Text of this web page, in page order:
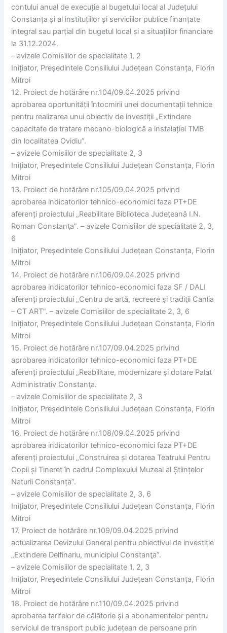
contului anual de execuție al bugetului local al Județului
Constanța și al instituțiilor și serviciilor publice finanțate
integral sau parțial din bugetul local și a situațiilor financiare
la 31.12.2024.
– avizele Comisiilor de specialitate 1, 2
Inițiator, Președintele Consiliului Județean Constanța, Florin
Mitroi
12. Proiect de hotărâre nr.104/09.04.2025 privind
aprobarea oportunității întocmirii unei documentații tehnice
pentru realizarea unui obiectiv de investiții „Extindere
capacitate de tratare mecano-biologică a instalației TMB
din localitatea Ovidiu”.
– avizele Comisiilor de specialitate 2, 3
Inițiator, Președintele Consiliului Județean Constanța, Florin
Mitroi
13. Proiect de hotărâre nr.105/09.04.2025 privind
aprobarea indicatorilor tehnico-economici faza PT+DE
aferenți proiectului „Reabilitare Biblioteca Judeţeană I.N.
Roman Constanţa”. – avizele Comisiilor de specialitate 2, 3,
6
Inițiator, Președintele Consiliului Județean Constanța, Florin
Mitroi
14. Proiect de hotărâre nr.106/09.04.2025 privind
aprobarea indicatorilor tehnico-economici faza SF / DALI
aferenți proiectului „Centru de artă, recreere şi tradiţii Canlia
– CT ART”. – avizele Comisiilor de specialitate 2, 3, 6
Inițiator, Președintele Consiliului Județean Constanța, Florin
Mitroi
15. Proiect de hotărâre nr.107/09.04.2025 privind
aprobarea indicatorilor tehnico-economici faza PT+DE
aferenți proiectului „Reabilitare, modernizare şi dotare Palat
Administrativ Constanţa.
– avizele Comisiilor de specialitate 2, 3
Inițiator, Președintele Consiliului Județean Constanța, Florin
Mitroi
16. Proiect de hotărâre nr.108/09.04.2025 privind
aprobarea indicatorilor tehnico-economici faza PT+DE
aferenți proiectului „Construirea și dotarea Teatrului Pentru
Copii și Tineret în cadrul Complexului Muzeal al Științelor
Naturii Constanța”.
– avizele Comisiilor de specialitate 2, 3, 6
Inițiator, Președintele Consiliului Județean Constanța, Florin
Mitroi
17. Proiect de hotărâre nr.109/09.04.2025 privind
actualizarea Devizului General pentru obiectivul de investiție
„Extindere Delfinariu, municipiul Constanţa”.
– avizele Comisiilor de specialitate 1, 2, 3
Inițiator, Președintele Consiliului Județean Constanța, Florin
Mitroi
18. Proiect de hotărâre nr.110/09.04.2025 privind
aprobarea tarifelor de călătorie și a abonamentelor pentru
serviciul de transport public județean de persoane prin